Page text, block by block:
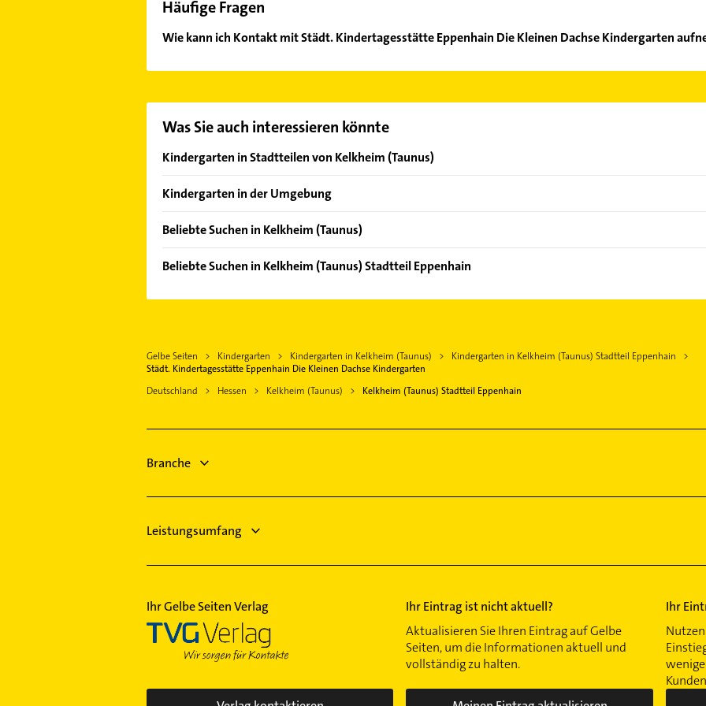
Häufige Fragen
Wie kann ich Kontakt mit Städt. Kindertagesstätte Eppenhain Die Kleinen Dachse Kindergarten
Was Sie auch interessieren könnte
Kindergarten in Stadtteilen von Kelkheim (Taunus)
Fischbach
Kindergarten in der Umgebung
Eppstein
Niedernhausen Taunus
Schwalbach am Taunus
Hofheim am Taunus
Kriftel
Beliebte Suchen in Kelkheim (Taunus)
Phoniatrie
Klempner
Schreiner
Physikalische Therapie
Krankengymnastik
Kammerjäger
Beliebte Suchen in Kelkheim (Taunus) Stadtteil Eppenhain
Gelbe Seiten Kindergarten Kindergarten in Kelkheim (Taunus)
Kindergarten in Kelkheim (Taunus) Stadtteil Eppenhain
Städt. Kindertagesstätte Eppenhain Die Kleinen Dachse Kindergarten
Deutschland
Hessen Kelkheim (Taunus) Kelkheim (Taunus) Stadtteil Eppenhain
Branche
Leistungsumfang
Ihr Gelbe Seiten Verlag
Ihr Eintrag ist nicht aktuell?
Aktualisieren Sie Ihren Eintrag auf Gelbe
Seiten, um die Informationen aktuell und
vollständig zu halten.
Ihr